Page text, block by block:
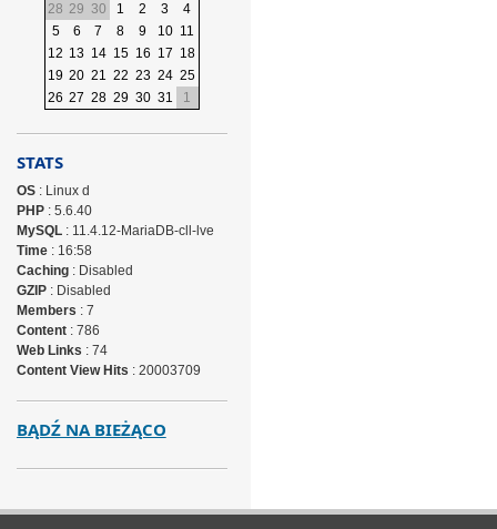
28 29 30 1 2 3
4
5
6 7 8 9 10 11
12 13 14 15 16 17 18
19 20 21 22 23 24 25
26 27 28 29 30 31 1
STATS
OS: Linux d
PHP: 5.6.40
MySQL: 11.4.12-MariaDB-cll-lve
Time: 16:58
Caching: Disabled
GZIP: Disabled
Members : 7
Content: 786
Web Links : 74
Content View Hits : 20003709
BĄDŹ NA BIEŻĄCO